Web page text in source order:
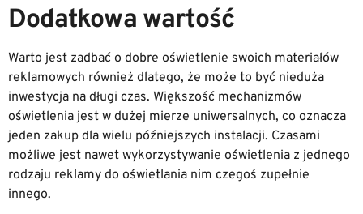
Dodatkowa wartość
Warto jest zadbać o dobre oświetlenie swoich materiałów
reklamowych również dlatego, że może to być nieduża
inwestycja na długi czas. Większość mechanizmów
oświetlenia jest w dużej mierze uniwersalnych, co oznacza
jeden zakup dla wielu późniejszych instalacji. Czasami
możliwe jest nawet wykorzystywanie oświetlenia z jednego
rodzaju reklamy do oświetlania nim czegoś zupełnie
innego.